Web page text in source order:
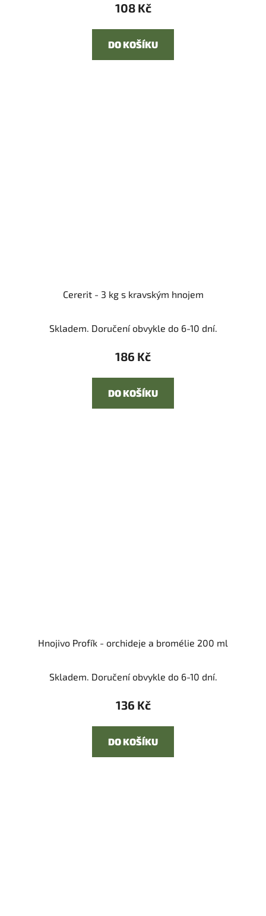
108 Kč
DO KOŠÍKU
Cererit - 3 kg s kravským hnojem
Skladem. Doručení obvykle do 6-10 dní.
186 Kč
DO KOŠÍKU
Hnojivo Profík - orchideje a bromélie 200 ml
Skladem. Doručení obvykle do 6-10 dní.
136 Kč
DO KOŠÍKU